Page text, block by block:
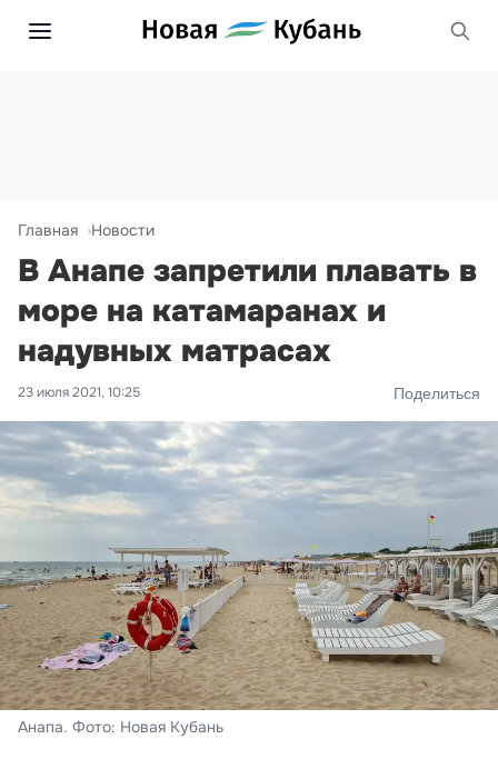
Главная Новости
В Анапе запретили плавать в
море на катамаранах и
надувных матрасах
23 июля 2021, 10:25 Поделиться
Анапа. Фото: Новая Кубань